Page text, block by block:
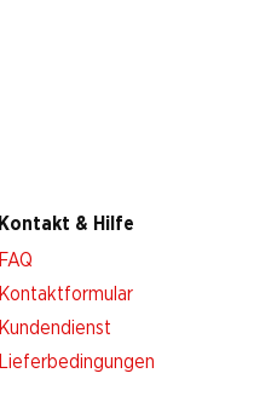
Kontakt & Hilfe
FAQ
Kontaktformular
Kundendienst
Lieferbedingungen